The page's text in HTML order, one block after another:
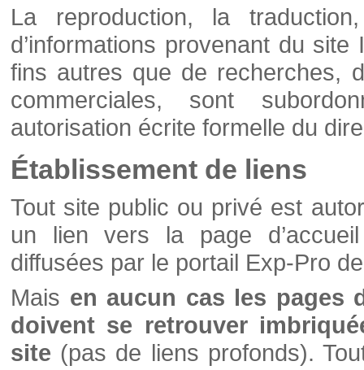
La reproduction, la
d’informations provenant du
fins autres que de recherches,
commerciales, sont
autorisation écrite formelle du
Établissement de liens
Tout site public ou privé est
un lien vers la page
diffusées par le portail Exp-Pro
Mais en aucun cas les pages
doivent se retrouver
site (pas de liens profonds).